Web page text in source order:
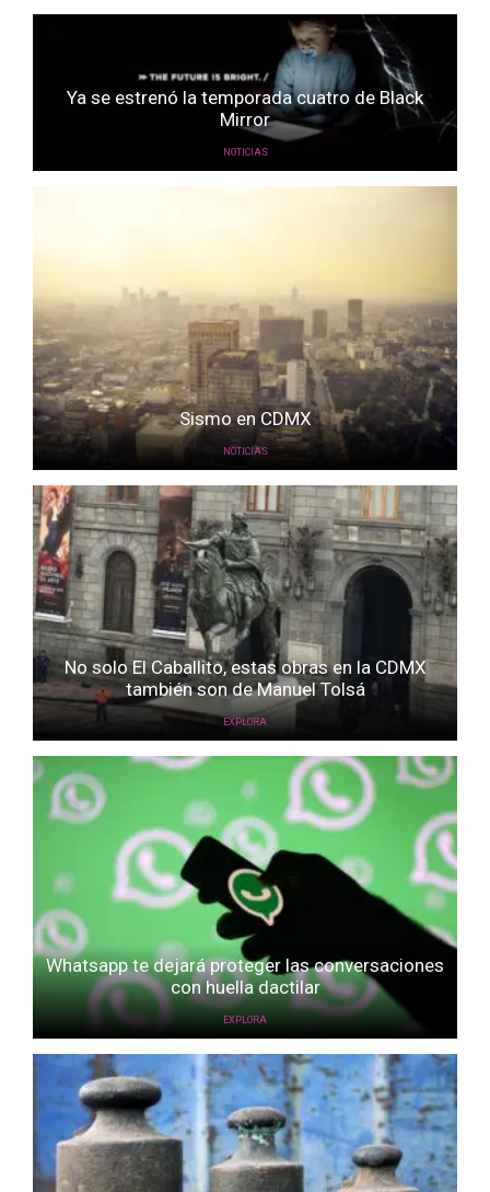
Ya se estrenó la temporada cuatro de Black
Mirror
NOTICIAS
Sismo en CDMX
NOTICIAS
No solo El Caballito, estas obras en la CDMX
también son de Manuel Tolsá
EXPLORA
Whatsapp te dejará proteger las conversaciones
con huella dactilar
EXPLORA